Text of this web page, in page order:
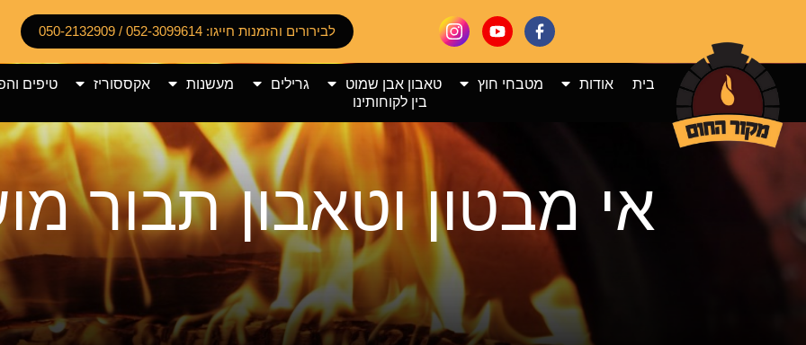
לבירורים והזמנות חייגו: 052-3099614 / 050-2132909
בית אודות מטבחי חוץ טאבון אבן שמוט גרילים מעשנות אקססוריז
טיפים
בין לקוחותינו
אי מבטון וטאבון תבור